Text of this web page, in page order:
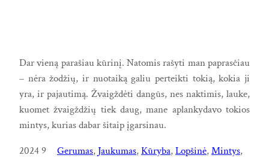
Dar vieną parašiau kūrinį. Natomis rašyti man paprasčiau
– nėra žodžių, ir nuotaiką galiu perteikti tokią, kokia ji
yra, ir pajautimą. Žvaigždėti dangūs, nes naktimis, lauke,
kuomet žvaigždžių tiek daug, mane aplankydavo tokios
mintys, kurias dabar šitaip įgarsinau.
2024 9
Gerumas, Jaukumas, Kūryba, Lopšinė, Mintys